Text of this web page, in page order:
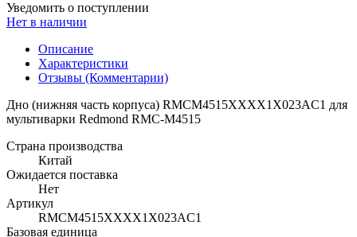
Уведомить о поступлении
Нет в наличии
Описание
Характеристики
Отзывы (Комментарии)
Дно (нижняя часть корпуса) RMCM4515XXXX1X023AC1 для
мультиварки Redmond RMC-M4515
Страна производства
Китай
Ожидается поставка
Нет
Артикул
RMCM4515XXXX1X023AC1
Базовая единица